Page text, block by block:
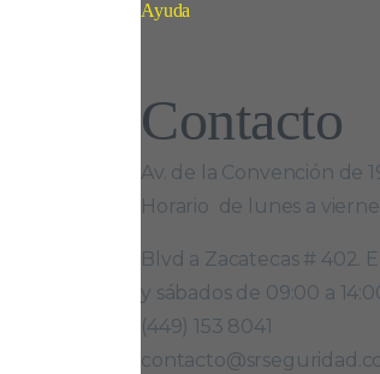
Ayuda
Contacto
Av. de la Convención de
Horario de lunes a
Blvd a Zacatecas # 402.
y sábados de 09:00 a
(449) 153 8041